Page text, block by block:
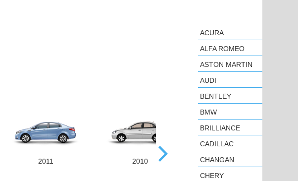
2011 2010 2017
ACURA
ALFA ROMEO
ASTON MARTIN
AUDI
BENTLEY
BMW
BRILLIANCE
CADILLAC
CHANGAN
CHERY